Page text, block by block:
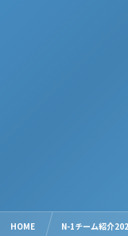
HOME N-1チーム紹介